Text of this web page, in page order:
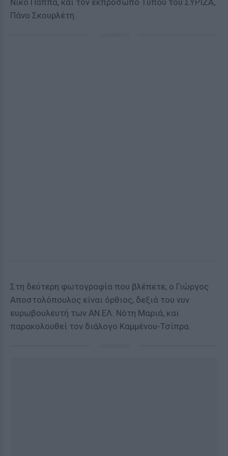
Νίκο Παππά, και τον εκπρόσωπο Τύπου του ΣΥΡΙΖΑ,
Πάνο Σκουρλέτη.
Στη δεύτερη φωτογραφία που βλέπετε, ο Γιώργος
Αποστολόπουλος είναι όρθιος, δεξιά του νυν
ευρωβουλευτή των ΑΝ.ΕΛ. Νότη Μαριά, και
παρακολουθεί τον διάλογο Καμμένου-Τσίπρα.